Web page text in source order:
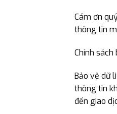
Cám ơn
thông tin
Chính
Bảo vệ dữ
thông tin
đến giao